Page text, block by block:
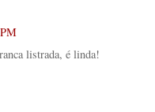
listrada, é linda!